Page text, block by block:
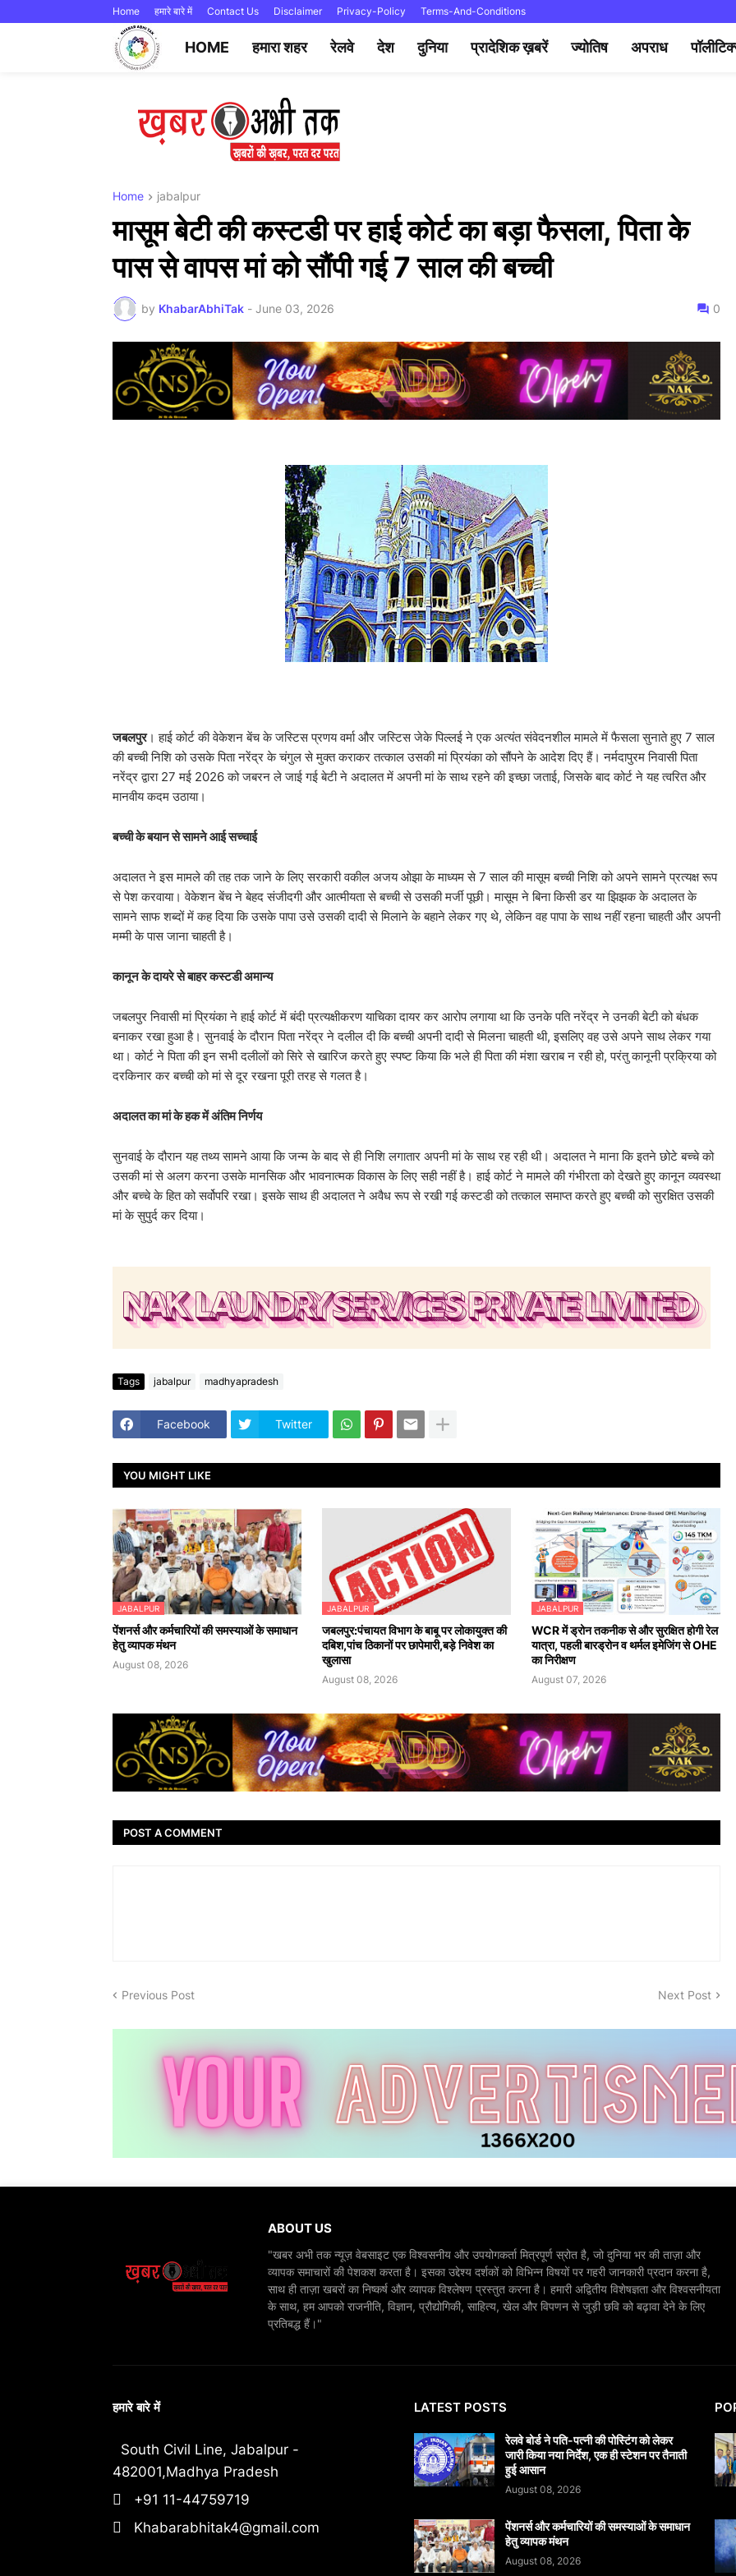
Home हमारे बारे में Contact Us Disclaimer Privacy-Policy Terms-And-Conditions
HOME हमारा शहर रेलवे देश दुनिया प्रादेशिक ख़बरें ज्योतिष अपराध
Home jabalpur
मासूम बेटी की कस्टडी पर हाई कोर्ट का बड़ा फैसला, पिता के
पास से वापस मां को सौंपी गई 7 साल की बच्ची
by KhabarAbhiTak - June 03, 2026 0
जबलपुर। हाई कोर्ट की वेकेशन बेंच के जस्टिस प्रणय वर्मा और जस्टिस जेके पिल्लई ने एक अत्यंत संवेदनशील मामले में फैसला सुनाते हुए 7 साल
की बच्ची निशि को उसके पिता नरेंद्र के चंगुल से मुक्त कराकर तत्काल उसकी मां प्रियंका को सौंपने के आदेश दिए हैं। नर्मदापुरम निवासी पिता
नरेंद्र द्वारा 27 मई 2026 को जबरन ले जाई गई बेटी ने अदालत में अपनी मां के साथ रहने की इच्छा जताई, जिसके बाद कोर्ट ने यह त्वरित और
मानवीय कदम उठाया।
बच्ची के बयान से सामने आई सच्चाई
​अदालत ने इस मामले की तह तक जाने के लिए सरकारी वकील अजय ओझा के माध्यम से 7 साल की मासूम बच्ची निशि को अपने सामने प्रत्यक्ष रूप
से पेश करवाया। वेकेशन बेंच ने बेहद संजीदगी और आत्मीयता से बच्ची से उसकी मर्जी पूछी। मासूम ने बिना किसी डर या झिझक के अदालत के
सामने साफ शब्दों में कह दिया कि उसके पापा उसे उसकी दादी से मिलाने के बहाने लेकर गए थे, लेकिन वह पापा के साथ नहीं रहना चाहती और अपनी
मम्मी के पास जाना चाहती है।
कानून के दायरे से बाहर कस्टडी अमान्य
​जबलपुर निवासी मां प्रियंका ने हाई कोर्ट में बंदी प्रत्यक्षीकरण याचिका दायर कर आरोप लगाया था कि उनके पति नरेंद्र ने उनकी बेटी को बंधक
बनाकर रखा हुआ है। सुनवाई के दौरान पिता नरेंद्र ने दलील दी कि बच्ची अपनी दादी से मिलना चाहती थी, इसलिए वह उसे अपने साथ लेकर गया
था। कोर्ट ने पिता की इन सभी दलीलों को सिरे से खारिज करते हुए स्पष्ट किया कि भले ही पिता की मंशा खराब न रही हो, परंतु कानूनी प्रक्रिया को
दरकिनार कर बच्ची को मां से दूर रखना पूरी तरह से गलत है।
अदालत का मां के हक में अंतिम निर्णय
​सुनवाई के दौरान यह तथ्य सामने आया कि जन्म के बाद से ही निशि लगातार अपनी मां के साथ रह रही थी। अदालत ने माना कि इतने छोटे बच्चे को
उसकी मां से अलग करना उसके मानसिक और भावनात्मक विकास के लिए सही नहीं है। हाई कोर्ट ने मामले की गंभीरता को देखते हुए कानून व्यवस्था
और बच्चे के हित को सर्वोपरि रखा। इसके साथ ही अदालत ने अवैध रूप से रखी गई कस्टडी को तत्काल समाप्त करते हुए बच्ची को सुरक्षित उसकी
मां के सुपुर्द कर दिया।
Tags jabalpur madhyapradesh
Facebook Twitter
YOU MIGHT LIKE
JABALPUR
पेंशनर्स और कर्मचारियों की समस्याओं के समाधान
हेतु व्यापक मंथन
August 08, 2026
JABALPUR
जबलपुर:पंचायत विभाग के बाबू पर लोकायुक्त की
दबिश,पांच ठिकानों पर छापेमारी,बड़े निवेश का
खुलासा
August 08, 2026
JABALPUR
WCR में ड्रोन तकनीक से और सुरक्षित होगी रेल
यात्रा, पहली बारड्रोन व थर्मल इमेजिंग से OHE
का निरीक्षण
August 07, 2026
POST A COMMENT
Previous Post Next Post
ABOUT US
"खबर अभी तक न्यूज़ वेबसाइट एक विश्वसनीय और उपयोगकर्ता मित्रपूर्ण स्रोत है, जो दुनिया भर की ताज़ा और
व्यापक समाचारों की पेशकश करता है। इसका उद्देश्य दर्शकों को विभिन्न विषयों पर गहरी जानकारी प्रदान करना है,
साथ ही ताज़ा खबरों का निष्कर्ष और व्यापक विश्लेषण प्रस्तुत करना है। हमारी अद्वितीय विशेषज्ञता और विश्वसनीयता
के साथ, हम आपको राजनीति, विज्ञान, प्रौद्योगिकी, साहित्य, खेल और विपणन से जुड़ी छवि को बढ़ावा देने के लिए
प्रतिबद्ध हैं।"
हमारे बारे में
South Civil Line, Jabalpur -
482001,Madhya Pradesh
+91 11-44759719
Khabarabhitak4@gmail.com
LATEST POSTS
रेलवे बोर्ड ने पति-पत्नी की पोस्टिंग को लेकर
जारी किया नया निर्देश, एक ही स्टेशन पर तैनाती
हुई आसान
August 08, 2026
पेंशनर्स और कर्मचारियों की समस्याओं के समाधान
हेतु व्यापक मंथन
August 08, 2026